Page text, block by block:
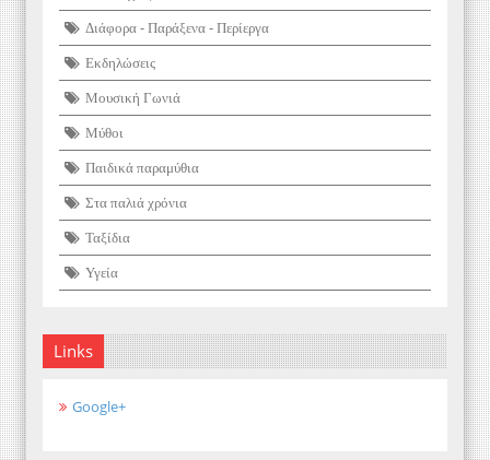
Διάφορα - Παράξενα - Περίεργα
Εκδηλώσεις
Μουσική Γωνιά
Μύθοι
Παιδικά παραμύθια
Στα παλιά χρόνια
Ταξίδια
Υγεία
Links
Google+